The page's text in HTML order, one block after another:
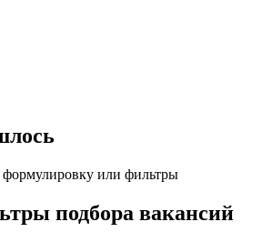
или фильтры
подбора вакансий